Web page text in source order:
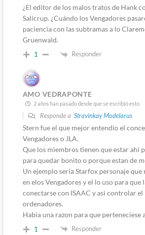
¿El editor de los malos tratos de Hank
Salicrup. ¿Cuándo los Vengadores
paciencia con las subtramas a lo
Gruenwald.
1 Responder
AMO VEDRAPONTE
2 años han pasado desde que se escribió esto
Responde a Stravinkay Modelarus
Stern fue el que mejor entendio el
Vengadores o JLA.
Que los miembros tienen que estar ahi
para quedar bonito o porque estan de
Un ejemplo seria Starfox personaje que
en elos Vengadores y el lo uso para que
conectarse con ISAAC y asi controlar
ordenadores.
Habia una razon para que perteneciese
1 Responder